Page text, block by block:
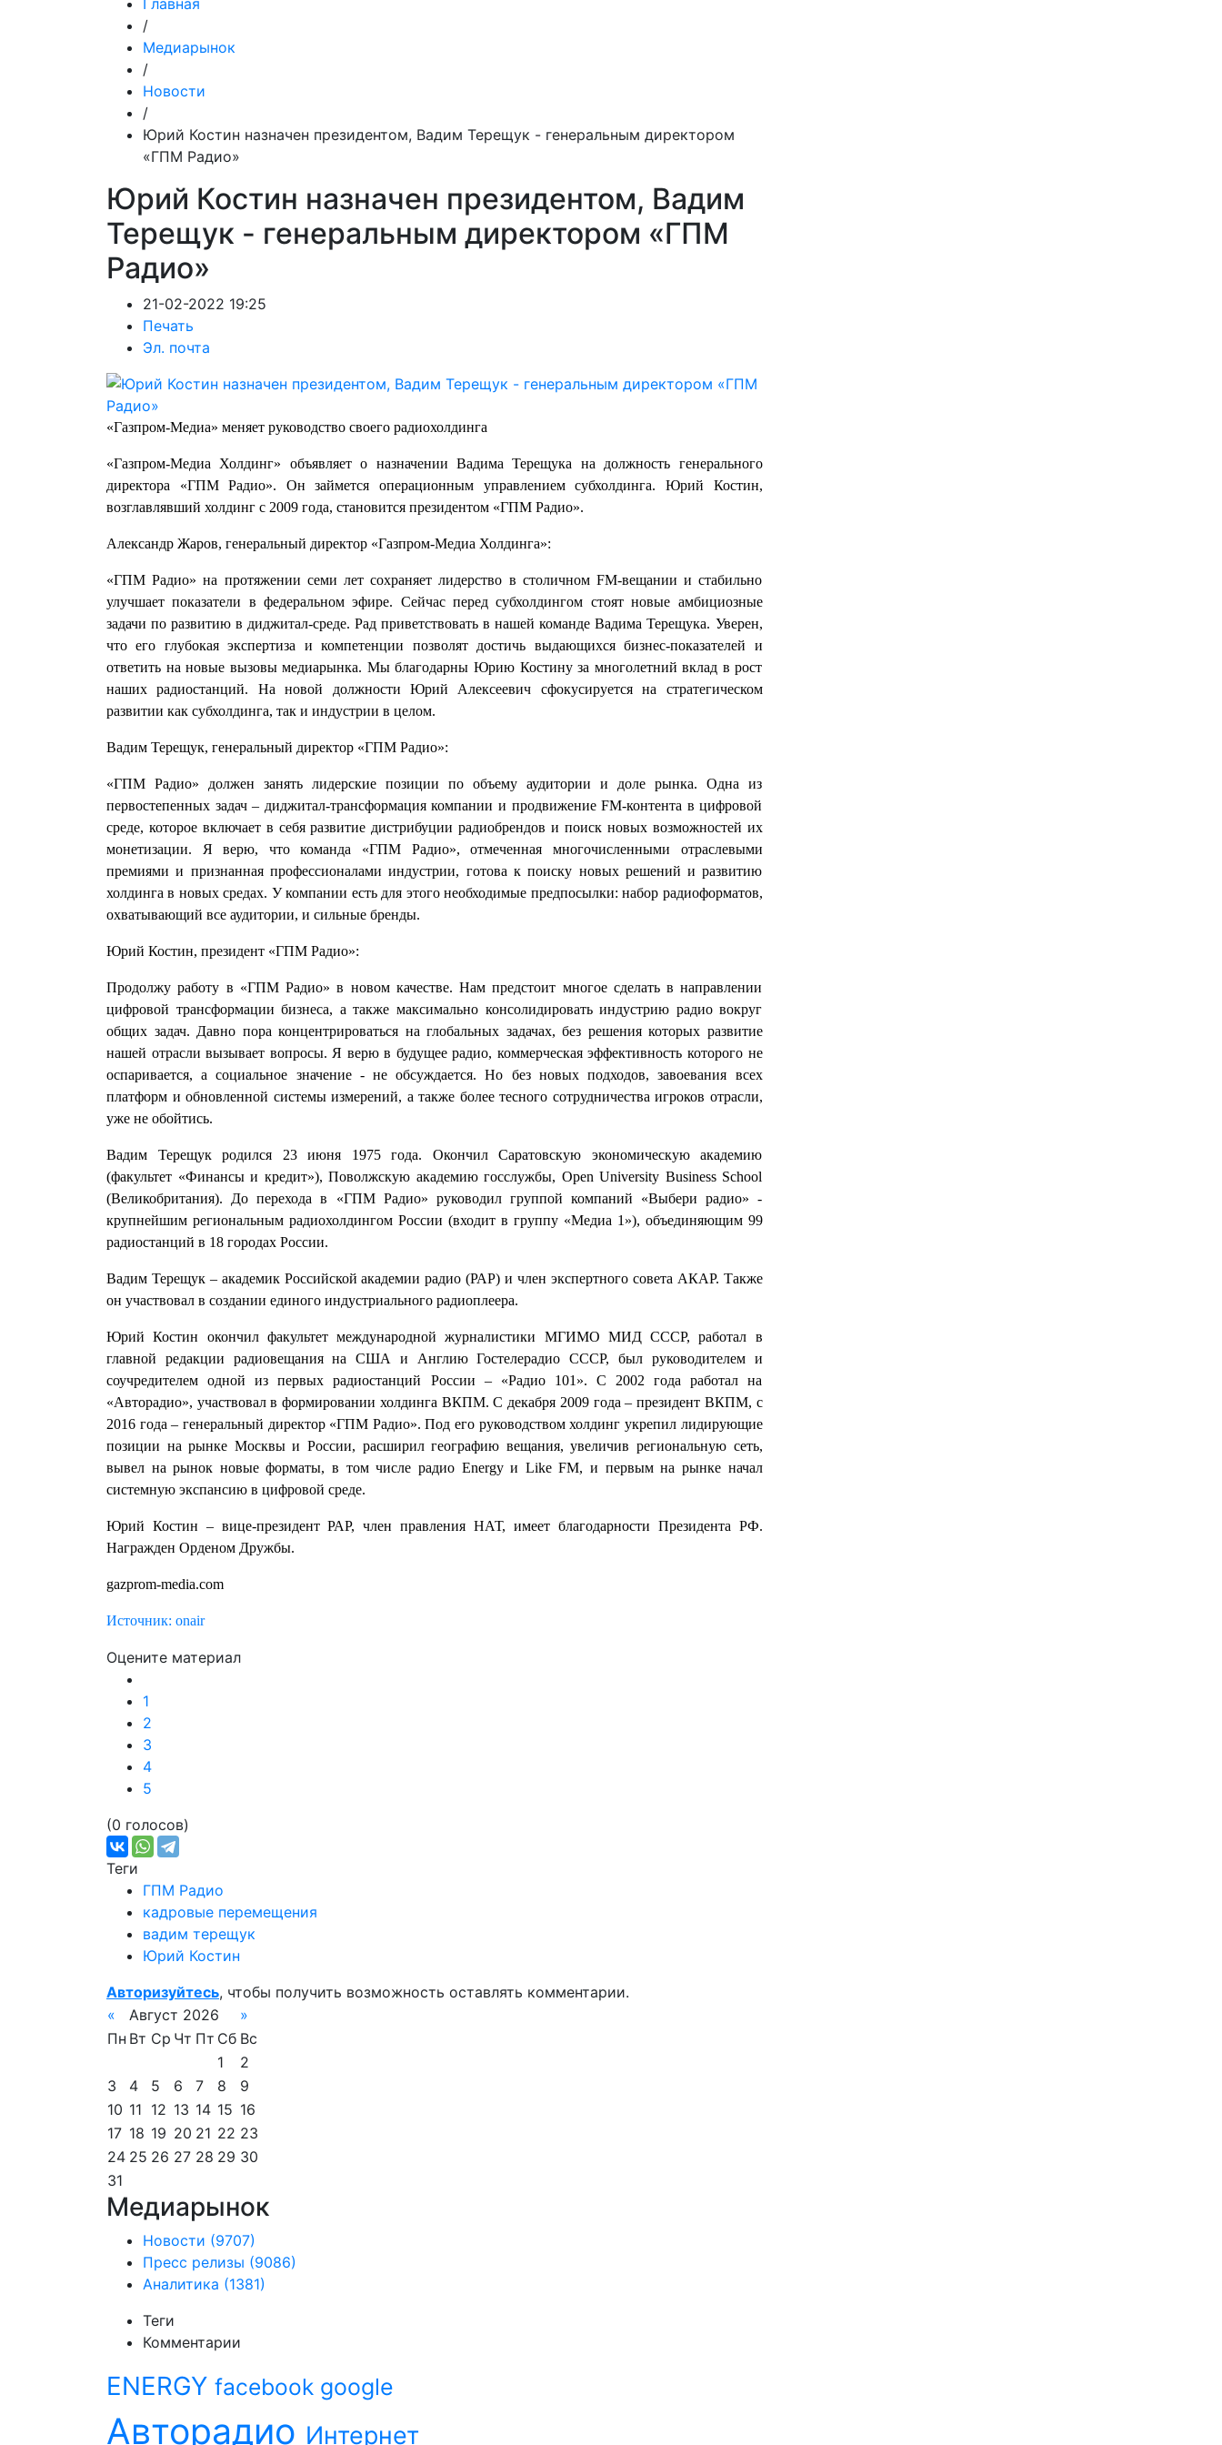
Главная
/
Медиарынок
/
Новости
/
Юрий Костин назначен президентом, Вадим Терещук - генеральным директором
«ГПМ Радио»
Юрий Костин назначен президентом, Вадим
Терещук - генеральным директором «ГПМ
Радио»
21-02-2022 19:25
Печать
Эл. почта
«Газпром-Медиа» меняет руководство своего радиохолдинга
«Газпром-Медиа Холдинг» объявляет о назначении Вадима Терещука на должность генерального
директора «ГПМ Радио». Он займется операционным управлением субхолдинга. Юрий Костин,
возглавлявший холдинг с 2009 года, становится президентом «ГПМ Радио».
Александр Жаров, генеральный директор «Газпром-Медиа Холдинга»:
«ГПМ Радио» на протяжении семи лет сохраняет лидерство в столичном FM-вещании и стабильно
улучшает показатели в федеральном эфире. Сейчас перед субхолдингом стоят новые амбициозные
задачи по развитию в диджитал-среде. Рад приветствовать в нашей команде Вадима Терещука. Уверен,
что его глубокая экспертиза и компетенции позволят достичь выдающихся бизнес-показателей и
ответить на новые вызовы медиарынка. Мы благодарны Юрию Костину за многолетний вклад в рост
наших радиостанций. На новой должности Юрий Алексеевич сфокусируется на стратегическом
развитии как субхолдинга, так и индустрии в целом.
Вадим Терещук, генеральный директор «ГПМ Радио»:
«ГПМ Радио» должен занять лидерские позиции по объему аудитории и доле рынка. Одна из
первостепенных задач – диджитал-трансформация компании и продвижение FM-контента в цифровой
среде, которое включает в себя развитие дистрибуции радиобрендов и поиск новых возможностей их
монетизации. Я верю, что команда «ГПМ Радио», отмеченная многочисленными отраслевыми
премиями и признанная профессионалами индустрии, готова к поиску новых решений и развитию
холдинга в новых средах. У компании есть для этого необходимые предпосылки: набор радиоформатов,
охватывающий все аудитории, и сильные бренды.
Юрий Костин, президент «ГПМ Радио»:
Продолжу работу в «ГПМ Радио» в новом качестве. Нам предстоит многое сделать в направлении
цифровой трансформации бизнеса, а также максимально консолидировать индустрию радио вокруг
общих задач. Давно пора концентрироваться на глобальных задачах, без решения которых развитие
нашей отрасли вызывает вопросы. Я верю в будущее радио, коммерческая эффективность которого не
оспаривается, а социальное значение - не обсуждается. Но без новых подходов, завоевания всех
платформ и обновленной системы измерений, а также более тесного сотрудничества игроков отрасли,
уже не обойтись.
Вадим Терещук родился 23 июня 1975 года. Окончил Саратовскую экономическую академию
(факультет «Финансы и кредит»), Поволжскую академию госслужбы, Open University Business School
(Великобритания). До перехода в «ГПМ Радио» руководил группой компаний «Выбери радио» -
крупнейшим региональным радиохолдингом России (входит в группу «Медиа 1»), объединяющим 99
радиостанций в 18 городах России.
Вадим Терещук – академик Российской академии радио (РАР) и член экспертного совета АКАР. Также
он участвовал в создании единого индустриального радиоплеера.
Юрий Костин окончил факультет международной журналистики МГИМО МИД СССР, работал в
главной редакции радиовещания на США и Англию Гостелерадио СССР, был руководителем и
соучредителем одной из первых радиостанций России – «Радио 101». С 2002 года работал на
«Авторадио», участвовал в формировании холдинга ВКПМ. С декабря 2009 года – президент ВКПМ, с
2016 года – генеральный директор «ГПМ Радио». Под его руководством холдинг укрепил лидирующие
позиции на рынке Москвы и России, расширил географию вещания, увеличив региональную сеть,
вывел на рынок новые форматы, в том числе радио Energy и Like FM, и первым на рынке начал
системную экспансию в цифровой среде.
Юрий Костин – вице-президент РАР, член правления НАТ, имеет благодарности Президента РФ.
Награжден Орденом Дружбы.
gazprom-media.com
Источник: onair
Оцените материал
1
2
3
4
5
(0 голосов)
Теги
ГПМ Радио
кадровые перемещения
вадим терещук
Юрий Костин
Авторизуйтесь, чтобы получить возможность оставлять комментарии.
«
Август 2026
»
Пн Вт Ср Чт Пт Сб Вс
1
2
3
4 5 6 7 8
9
10 11 12 13 14 15 16
17 18 19 20 21 22 23
24 25 26 27 28 29 30
31
Медиарынок
Новости (9707)
Пресс релизы (9086)
Аналитика (1381)
Теги
Комментарии
ENERGY facebook google
Авторадио Интернет